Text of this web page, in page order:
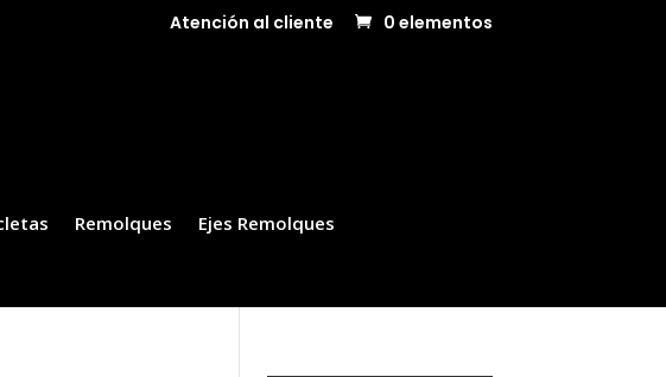
Atención al cliente 0 elementos
Remolques
Ejes Remolques